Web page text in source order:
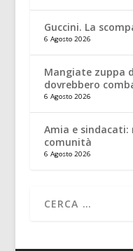
Guccini. La
6 Agosto 2026
Mangiate zuppa
dovrebbero
6 Agosto 2026
Amia e
comunità
6 Agosto 2026